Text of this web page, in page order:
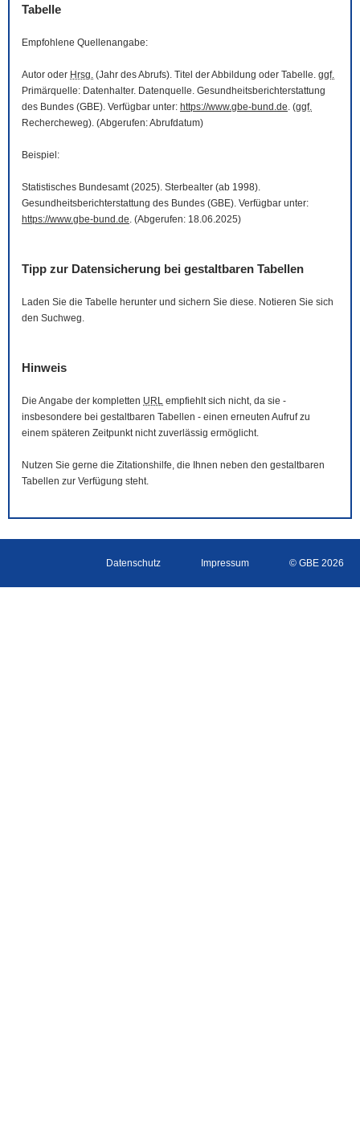
Tabelle
Empfohlene Quellenangabe:
Autor oder Hrsg. (Jahr des Abrufs). Titel der Abbildung oder Tabelle. ggf.
Primärquelle: Datenhalter. Datenquelle. Gesundheitsberichterstattung
des Bundes (GBE). Verfügbar unter: https://www.gbe-bund.de. (ggf.
Rechercheweg). (Abgerufen: Abrufdatum)
Beispiel:
Statistisches Bundesamt (2025). Sterbealter (ab 1998).
Gesundheitsberichterstattung des Bundes (GBE). Verfügbar unter:
https://www.gbe-bund.de. (Abgerufen: 18.06.2025)
Tipp zur Datensicherung bei gestaltbaren Tabellen
Laden Sie die Tabelle herunter und sichern Sie diese. Notieren Sie sich
den Suchweg.
Hinweis
Die Angabe der kompletten URL empfiehlt sich nicht, da sie -
insbesondere bei gestaltbaren Tabellen - einen erneuten Aufruf zu
einem späteren Zeitpunkt nicht zuverlässig ermöglicht.
Nutzen Sie gerne die Zitationshilfe, die Ihnen neben den gestaltbaren
Tabellen zur Verfügung steht.
Datenschutz Impressum © GBE 2026